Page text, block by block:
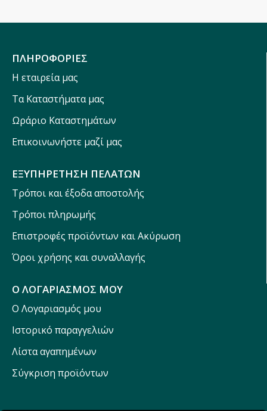
ΠΛΗΡΟΦΟΡΙΕΣ
Η εταιρεία μας
Τα Καταστήματα μας
Ωράριο Καταστημάτων
Επικοινωνήστε μαζί μας
ΕΞΥΠΗΡΕΤΗΣΗ ΠΕΛΑΤΩΝ
Τρόποι και έξοδα αποστολής
Τρόποι πληρωμής
Επιστροφές προϊόντων και Ακύρωση
Όροι χρήσης και συναλλαγής
Ο ΛΟΓΑΡΙΑΣΜΟΣ ΜΟΥ
Ο Λογαριασμός μου
Ιστορικό παραγγελιών
Λίστα αγαπημένων
Σύγκριση προϊόντων